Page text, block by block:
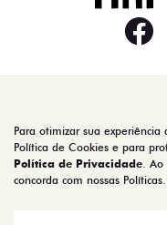
Para otimizar sua
Política de Cookies e para
Política de Privacidade. Ao
concorda com nossas Políticas.